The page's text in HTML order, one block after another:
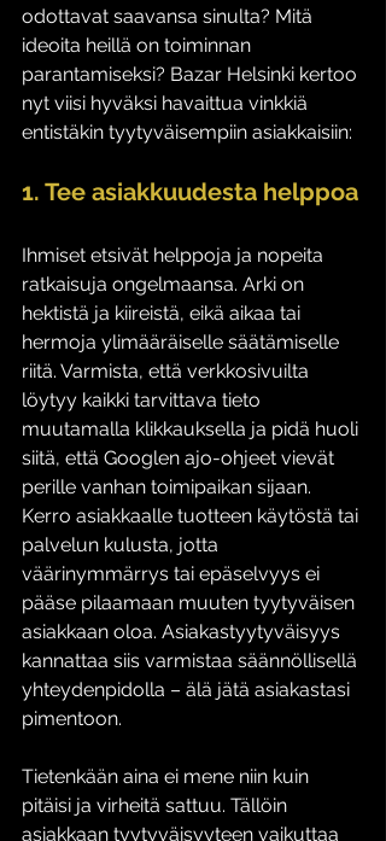
odottavat saavansa sinulta? Mitä
ideoita heillä on toiminnan
parantamiseksi? Bazar Helsinki kertoo
nyt viisi hyväksi havaittua vinkkiä
entistäkin tyytyväisempiin asiakkaisiin:
1. Tee asiakkuudesta helppoa
Ihmiset etsivät helppoja ja nopeita
ratkaisuja ongelmaansa. Arki on
hektistä ja kiireistä, eikä aikaa tai
hermoja ylimääräiselle säätämiselle
riitä. Varmista, että verkkosivuilta
löytyy kaikki tarvittava tieto
muutamalla klikkauksella ja pidä huoli
siitä, että Googlen ajo-ohjeet vievät
perille vanhan toimipaikan sijaan.
Kerro asiakkaalle tuotteen käytöstä tai
palvelun kulusta, jotta
väärinymmärrys tai epäselvyys ei
pääse pilaamaan muuten tyytyväisen
asiakkaan oloa. Asiakastyytyväisyys
kannattaa siis varmistaa säännöllisellä
yhteydenpidolla – älä jätä asiakastasi
pimentoon.
Tietenkään aina ei mene niin kuin
pitäisi ja virheitä sattuu. Tällöin
asiakkaan tyytyväisyyteen vaikuttaa